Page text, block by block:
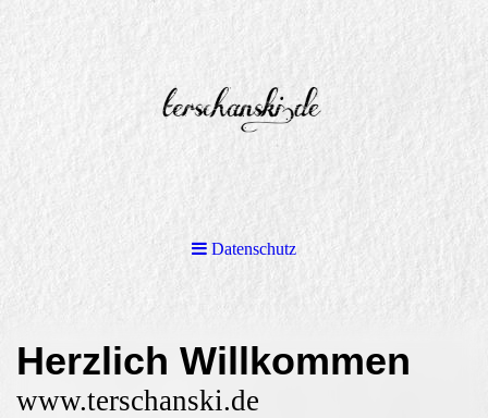
Datenschutz
Herzlich Willkommen
www.terschanski.de